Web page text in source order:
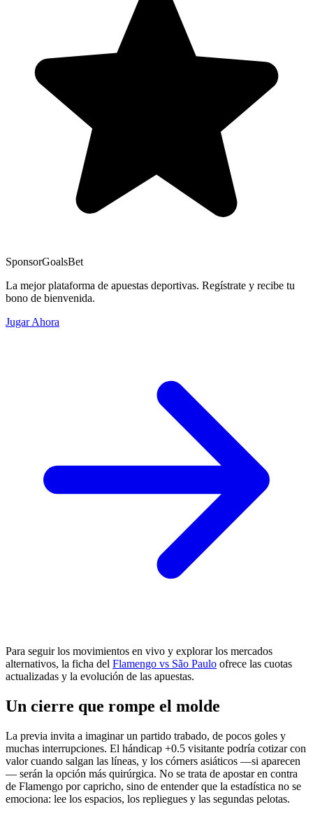
SponsorGoalsBet
La mejor plataforma de apuestas deportivas. Regístrate y recibe tu
bono de bienvenida.
Jugar Ahora
Para seguir los movimientos en vivo y explorar los mercados
alternativos, la ficha del Flamengo vs São Paulo ofrece las cuotas
actualizadas y la evolución de las apuestas.
Un cierre que rompe el molde
La previa invita a imaginar un partido trabado, de pocos goles y
muchas interrupciones. El hándicap +0.5 visitante podría cotizar con
valor cuando salgan las líneas, y los córners asiáticos —si aparecen
— serán la opción más quirúrgica. No se trata de apostar en contra
de Flamengo por capricho, sino de entender que la estadística no se
emociona: lee los espacios, los repliegues y las segundas pelotas.